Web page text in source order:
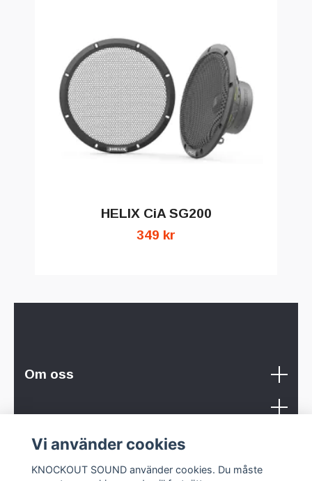
HELIX CiA SG200
349 kr
Om oss
Sociala medier
Vi använder cookies
KNOCKOUT SOUND använder cookies. Du måste